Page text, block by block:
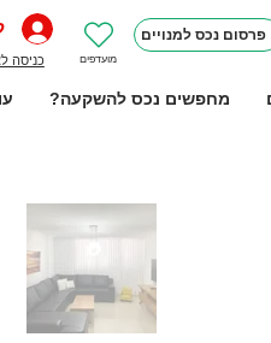
כניסה מועדפים
פרסום נכס למנויים
מחפשים נכס להשקעה?